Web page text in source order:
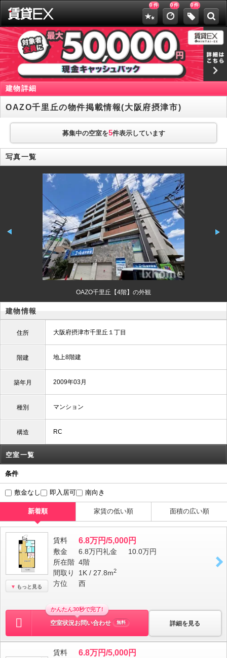
0 件 0件 0件
建物詳細
OAZO千里丘の物件掲載情報(大阪府摂津市)
募集中の空室を5件表示しています
写真一覧
OAZO千里丘【4階】の外観
建物情報
住所 大阪府摂津市千里丘１丁目
階建 地上8階建
築年月 2009年03月
種別 マンション
構造 RC
空室一覧
条件
敷金なし 即入居可 南向き
新着順 家賃の低い順 面積の広い順
もっと見る
賃料 6.8万円/5,000円
敷金 6.8万円礼金
10.0万円
所在階 4階
間取り
1K / 27.8m2
方位 西
詳細を見る
かんたん30秒で完了!
空室状況お問い合わせ 無料
賃料 6.8万円/5,000円